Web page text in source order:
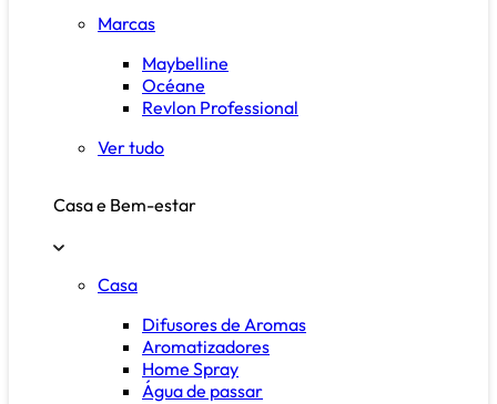
Marcas
Maybelline
Océane
Revlon Professional
Ver tudo
Casa e Bem-estar
Casa
Difusores de Aromas
Aromatizadores
Home Spray
Água de passar